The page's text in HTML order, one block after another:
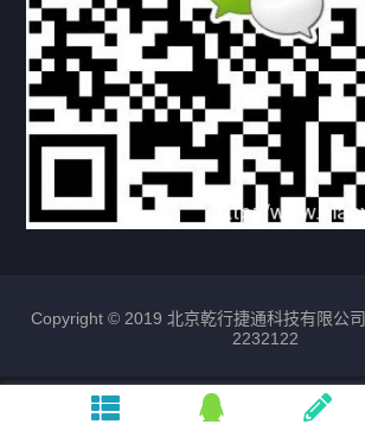
北京乾行捷通荣获阿里巴巴国际站多项
领ICT与AI行业发展
2025/12/22 529 新闻中心 信创服务
唯一非北美厂商！华为入选2024年
2024/08/07 新闻中心
Copyright © 2019 北京乾行捷通科技有限公
2232122